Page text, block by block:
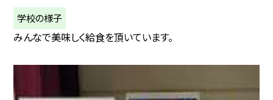
学校の様子
みんなで美味しく給食を頂いています。